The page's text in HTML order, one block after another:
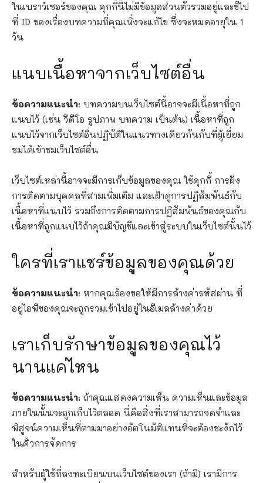
ในเบราว์เซอร์ของคุณ คุกกี้นี้ไม่มีข้อมูลส่วนตัวรวมอยู่และชี้ไป
ที่ ID ของเรื่องบทความที่คุณเพิ่งจะแก้ไข ซึ่งจะหมดอายุใน 1
วัน
แนบเนื้อหาจากเว็บไซต์อื่น
ข้อความแนะนำ: บทความบนเว็บไซต์นี้อาจจะมีเนื้อหาที่ถูก
แนบไว้ (เช่น วีดีโอ รูปภาพ บทความ เป็นต้น) เนื้อหาที่ถูก
แนบไว้จากเว็บไซต์อื่นปฏิบัติในแนวทางเดียวกันกับที่ผู้เยี่ยม
ชมได้เข้าชมเว็บไซต์อื่น
เว็บไซต์เหล่านี้อาจจะมีการเก็บข้อมูลของคุณ ใช้คุกกี้ การฝัง
การติดตามบุคคลที่สามเพิ่มเติม และเฝ้าดูการปฏิสัมพันธ์กับ
เนื้อหาที่แนบไว้ รวมถึงการติดตามการปฏิสัมพันธ์ของคุณกับ
เนื้อหาที่ถูกแนบไว้ถ้าคุณมีบัญชีและเข้าสู่ระบบในเว็บไซต์นั้นไว้
ใครที่เราแชร์ข้อมูลของคุณด้วย
ข้อความแนะนำ: หากคุณร้องขอให้มีการล้างค่ารหัสผ่าน ที่
อยู่ไอพีของคุณจะถูกรวมเข้าไปอยู่ในอีเมลล้างค่าด้วย
เราเก็บรักษาข้อมูลของคุณไว้
นานแค่ไหน
ข้อความแนะนำ: ถ้าคุณแสดงความเห็น ความเห็นและข้อมูล
ภายในนั้นจะถูกเก็บไว้ตลอด นี่คือสิ่งที่เราสามารถจดจำและ
พิสูจน์ความเห็นที่ตามมาอย่างอัตโนมัติแทนที่จะต้องชะงักไว้
ในคิวการจัดการ
สำหรับผู้ใช้ที่ลงทะเบียนบนเว็บไซต์ของเรา (ถ้ามี) เรามีการ